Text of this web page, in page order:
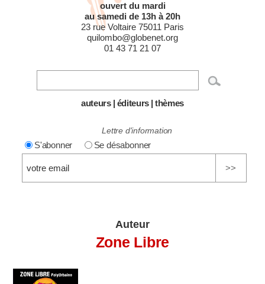
ouvert du mardi
au samedi de 13h à 20h
23 rue Voltaire 75011 Paris
quilombo@globenet.org
01 43 71 21 07
auteurs | éditeurs | thèmes
Lettre d'information
S'abonner Se désabonner
Auteur
Zone Libre